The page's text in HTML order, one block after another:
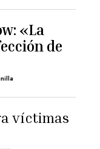
«La
de
víctimas